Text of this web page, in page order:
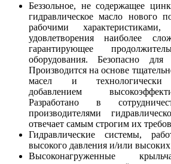
Беззольное, не содержащее
гидравлическое масло нового
рабочими
удовлетворения наиболее
гарантирующее
оборудования. Безопасно
Производится на основе
масел и технологически
добавлением
Разработано в
производителями
отвечает самым строгим их
Гидравлические системы,
высокого давления и/или
Высоконагруженные